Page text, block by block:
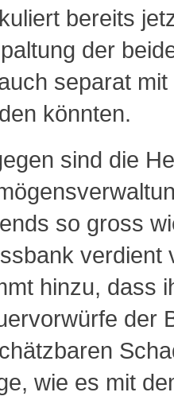
bereits
der
separat
könnten.
sind die
so gross
verdient
hinzu, dass
der
wie es mit